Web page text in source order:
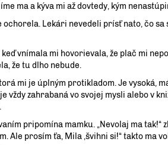
ma a kýva mi až dovtedy, kým
Lekári nevedeli prísť nato, čo sa
vnímala mi hovorievala, že plač mi
že tu dlho nebude.
mi je úplným protikladom. Je vysoká,
zahrabaná vo svojej mysli alebo v
pripomína mamku. „Nevolaj ma tak!“
Ale prosím ťa, Mila ,švihni si!“ takto ma